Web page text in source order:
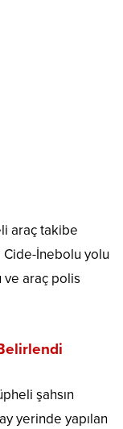
araç takibe
Cide-İnebolu yolu
ve araç polis
şahsın
yerinde yapılan